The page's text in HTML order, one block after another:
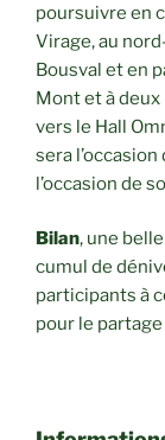
poursuivre en
Virage, au
Bousval et en
Mont et à
vers le Hall
sera
l’occasion de
Bilan, une
cumul de
participants à
pour le